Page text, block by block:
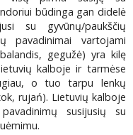
būdinga gan didelė
su gyvūnų/paukščių
pavadinimai vartojami
gegužė) yra kilę
kalboje ir tarmėse
o tuo tarpu lenkų
rujań). Lietuvių kalboje
susijusių su